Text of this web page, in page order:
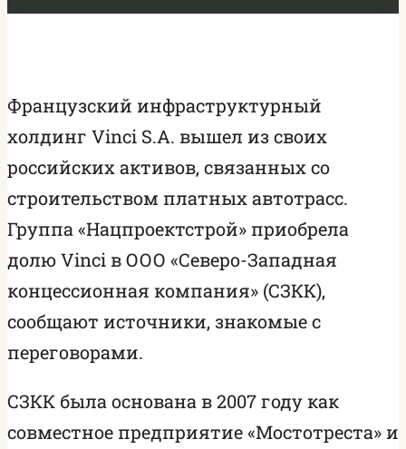
Французский инфраструктурный
холдинг Vinci S.A. вышел из своих
российских активов, связанных со
строительством платных автотрасс.
Группа «Нацпроектстрой» приобрела
долю Vinci в ООО «Северо-Западная
концессионная компания» (СЗКК),
сообщают источники, знакомые с
переговорами.
СЗКК была основана в 2007 году как
совместное предприятие «Мостотреста» и